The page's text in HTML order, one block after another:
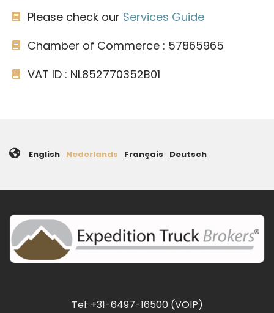
Please check our Services Guide
Chamber of Commerce : 57865965
VAT ID : NL852770352B01
English Nederlands Français Deutsch
Tel: +31-6497-16500 (VOIP)